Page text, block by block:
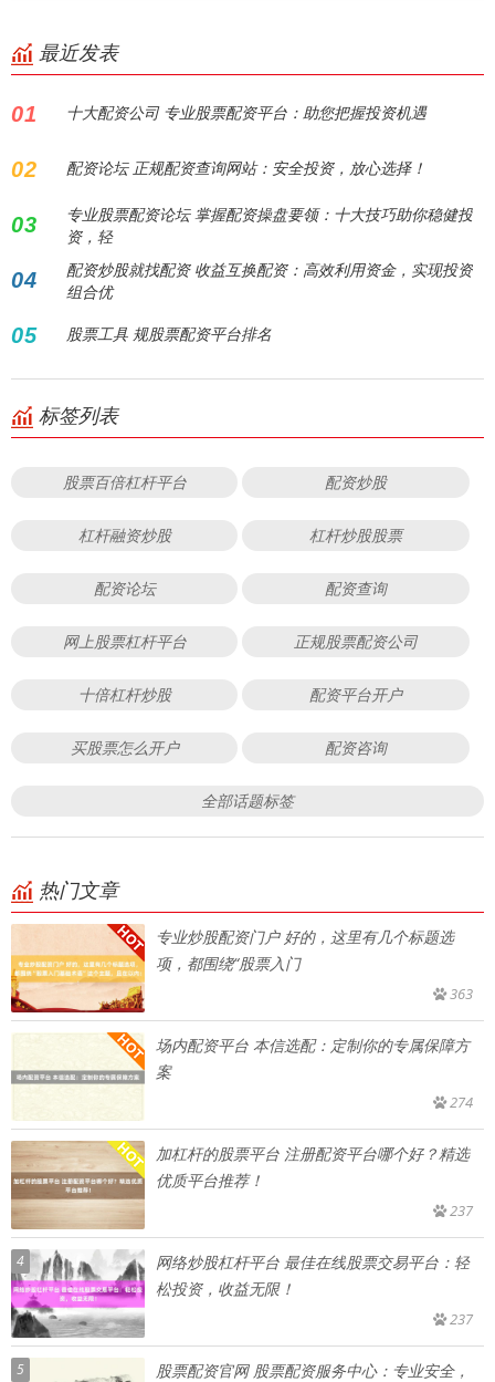
最近发表
01 十大配资公司 专业股票配资平台：助您把握投资机遇
02 配资论坛 正规配资查询网站：安全投资，放心选择！
03
专业股票配资论坛 掌握配资操盘要领：十大技巧助你稳健投
资，轻
04
配资炒股就找配资 收益互换配资：高效利用资金，实现投资
组合优
05 股票工具 规股票配资平台排名
标签列表
股票百倍杠杆平台 配资炒股
杠杆融资炒股 杠杆炒股股票
配资论坛 配资查询
网上股票杠杆平台 正规股票配资公司
十倍杠杆炒股 配资平台开户
买股票怎么开户 配资咨询
全部话题标签
热门文章
专业炒股配资门户 好的，这里有几个标题选
项，都围绕“股票入门
363
场内配资平台 本信选配：定制你的专属保障方
案
274
加杠杆的股票平台 注册配资平台哪个好？精选
优质平台推荐！
237
4
网络炒股杠杆平台 最佳在线股票交易平台：轻
松投资，收益无限！
237
5 股票配资官网 股票配资服务中心：专业安全，